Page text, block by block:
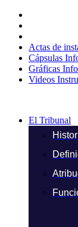
contenido
Actas de
Cápsulas
Gráficas
Videos
El Tribunal